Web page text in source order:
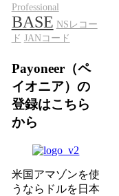
Professional
BASE NSレコー
ド JANコード
Payoneer（ペ
イオニア）の
登録はこちら
から
米国アマゾンを使
うならドルを日本